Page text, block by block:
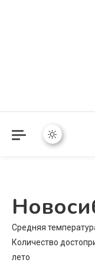
Средняя
Количество
лето